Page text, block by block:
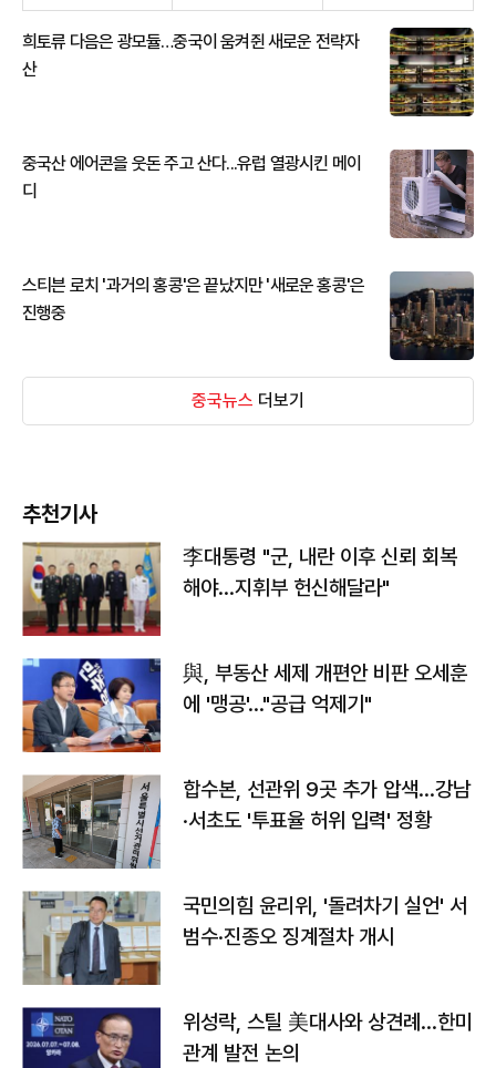
희토류 다음은 광모듈…중국이 움켜쥔 새로운 전략자
산
중국산 에어콘을 웃돈 주고 산다...유럽 열광시킨 메이
디
스티븐 로치 '과거의 홍콩'은 끝났지만 '새로운 홍콩'은
진행중
중국뉴스 더보기
추천기사
李대통령 "군, 내란 이후 신뢰 회복
해야…지휘부 헌신해달라"
與, 부동산 세제 개편안 비판 오세훈
에 '맹공'…"공급 억제기"
합수본, 선관위 9곳 추가 압색…강남
·서초도 '투표율 허위 입력' 정황
국민의힘 윤리위, '돌려차기 실언' 서
범수·진종오 징계절차 개시
위성락, 스틸 美대사와 상견례…한미
관계 발전 논의